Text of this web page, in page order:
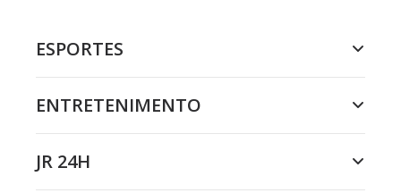
ESPORTES
ENTRETENIMENTO
JR 24H